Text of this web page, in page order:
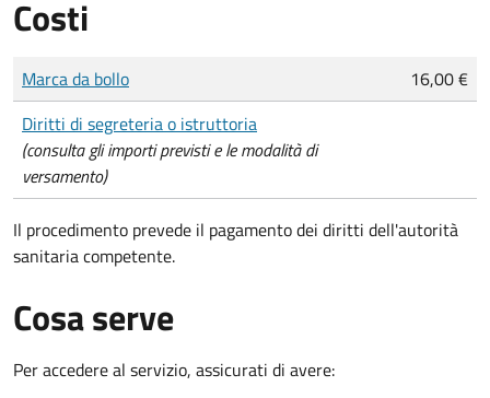
Costi
Tipo di pagamento
Importo
Marca da bollo
16,00 €
Diritti di segreteria o istruttoria
(consulta gli importi previsti e le modalità di
versamento)
Il procedimento prevede il pagamento dei diritti dell'autorità
sanitaria competente.
Cosa serve
Per accedere al servizio, assicurati di avere: